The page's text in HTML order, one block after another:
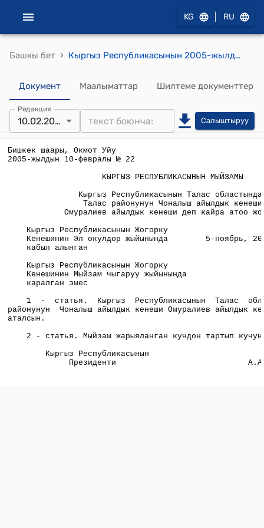
KG RU
Башкы бет › Кыргыз Республикасынын 2005-жылдын 10-февралындагы № 22 "Кыргыз Республикасынын Талас областындагы Талас районунун Чоналыш айылдык кенешин Омуралиев айылдык кенеши деп кайра атоо жонундо" Мыйзамы
Документ Маалыматтар Шилтеме документтер
Редакция
10.02.2005 Салыштыруу